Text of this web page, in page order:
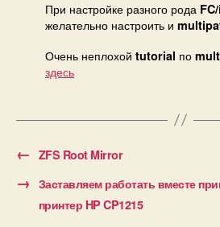
При настройке разного рода
желательно настроить и
Очень неплохой tutorial по
здесь
← ZFS Root Mirror
→ Заставляем работать вместе
принтер HP CP1215